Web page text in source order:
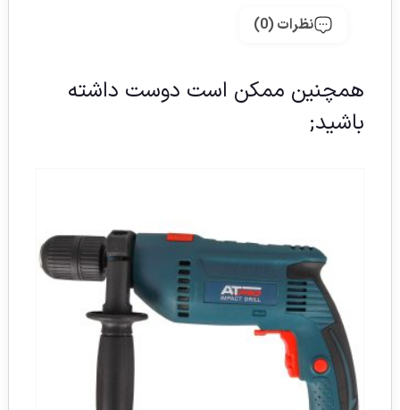
نظرات (0)
همچنین ممکن است دوست داشته
باشید;